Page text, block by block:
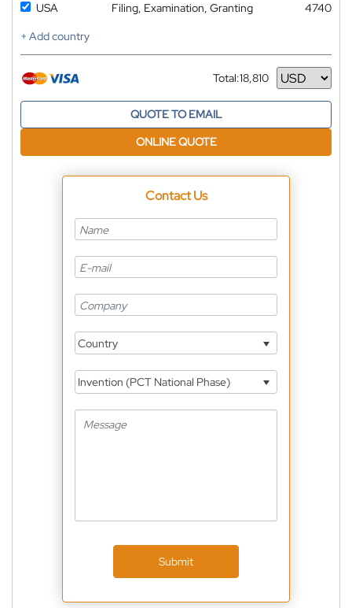
USA
Filing, Examination, Granting
4740
+ Add country
Total:18,810
Currency
QUOTE TO EMAIL
ONLINE QUOTE
Contact Us
Country
Invention (PCT National Phase)
Submit